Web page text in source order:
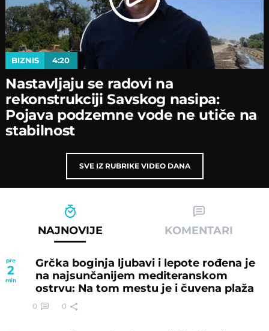
BIZNIS 4:20
Nastavljaјu se radovi na
rekonstrukciјi Savskog nasipa:
Poјava podzemne vode ne utiče na
stabilnost
SVE IZ RUBRIKE VIDEO DANA
NAJNOVIJE KOMENTARI
pre
2
min
Grčka boginja ljubavi i lepote rođena je
na najsunčanijem mediteranskom
ostrvu: Na tom mestu je i čuvena plaža
0 0